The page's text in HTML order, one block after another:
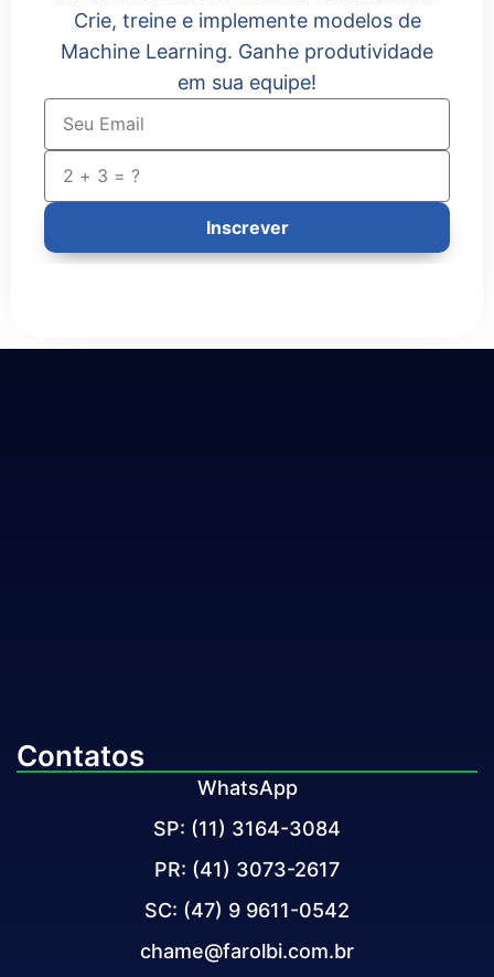
Crie, treine e implemente modelos de
Machine Learning. Ganhe produtividade
em sua equipe!
Inscrever
Contatos
WhatsApp
SP: (11) 3164-3084
PR: (41) 3073-2617
SC: (47) 9 9611-0542
chame@farolbi.com.br